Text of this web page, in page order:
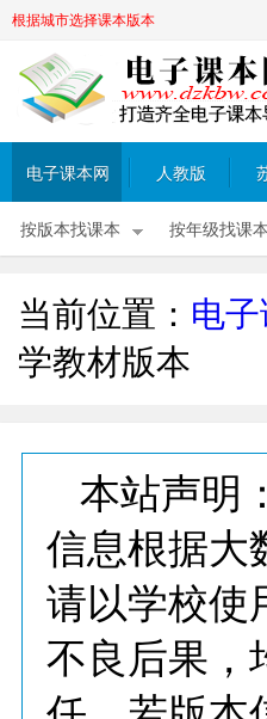
根据城市选择课本版本
电子课本网 人教版
按版本找课本 按年级找课本
当前位置： 电
学教材版本
本站声明：
信息根据大
请以学校使
不良后果，